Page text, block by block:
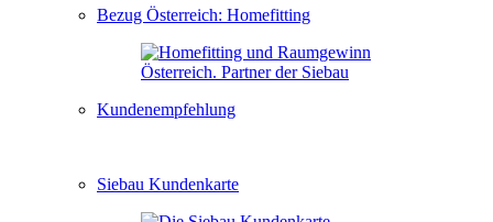
Bezug Österreich: Homefitting
Kundenempfehlung
Siebau Kundenkarte